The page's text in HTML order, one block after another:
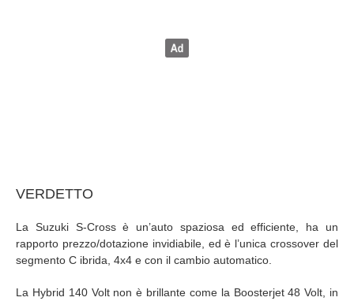
VERDETTO
La Suzuki S-Cross è un’auto spaziosa ed efficiente, ha un
rapporto prezzo/dotazione invidiabile, ed è l’unica crossover del
segmento C ibrida, 4x4 e con il cambio automatico.
La Hybrid 140 Volt non è brillante come la Boosterjet 48 Volt, in